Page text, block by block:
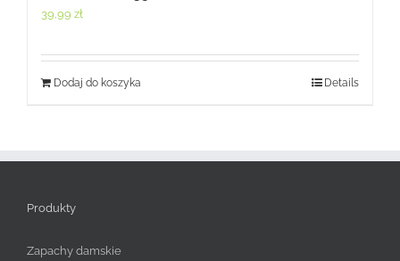
39,99 zł
Dodaj do koszyka Details
Produkty
Zapachy damskie